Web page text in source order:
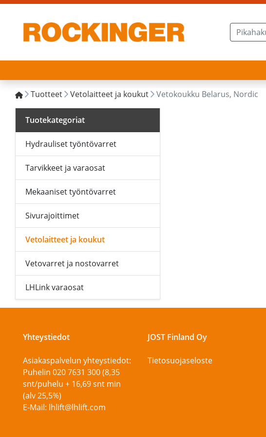
Tuotteet Vetolaitteet ja koukut Vetokoukku Belarus, Nordic
Tuotekategoriat
Hydrauliset työntövarret
Tarvikkeet ja varaosat
Mekaaniset työntövarret
Sivurajoittimet
Vetolaitteet ja koukut
Vetovarret ja nostovarret
LHLink varaosat
Yhteystiedot
Asiakaspalvelun yhteystiedot:
Puhelin 020 7631 300 (8,35
snt/puhelu + 16,69 snt min
(alv 25,5%)
E-Mail: lhlift@lhlift.com
JOST Finland Oy
Tietosuojaseloste